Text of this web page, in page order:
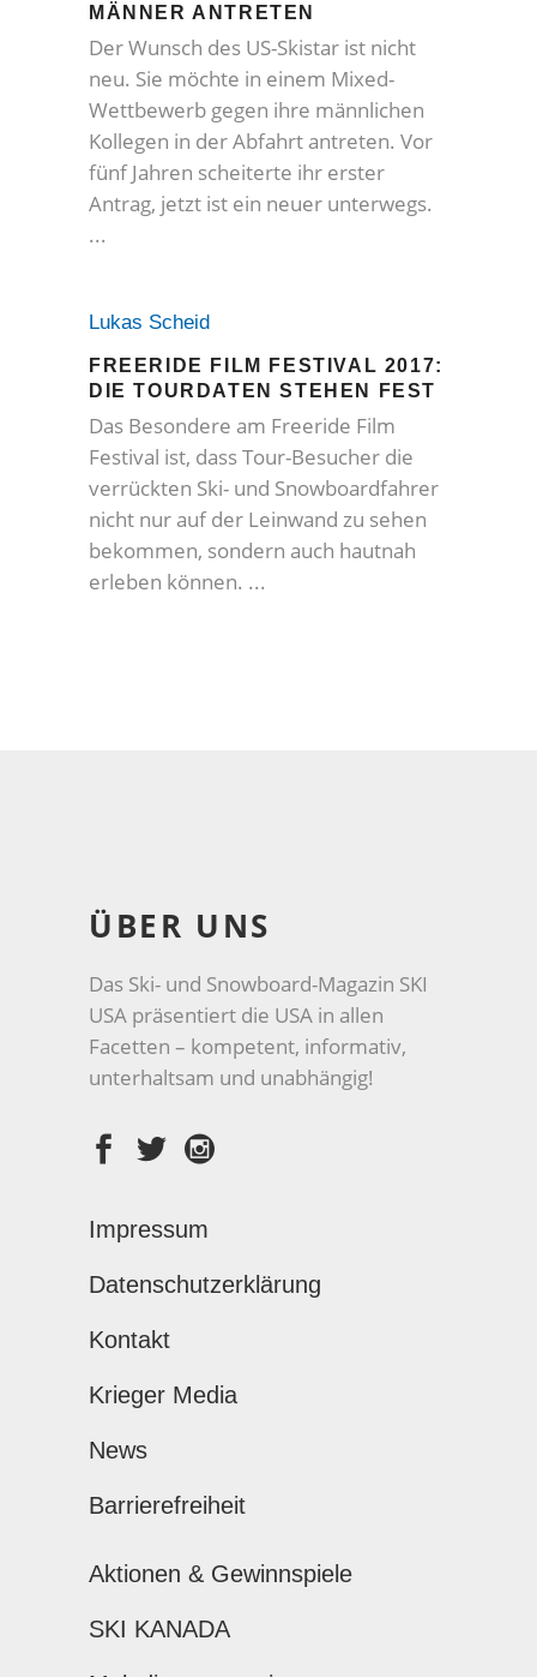
MÄNNER ANTRETEN
Der Wunsch des US-Skistar ist nicht
neu. Sie möchte in einem Mixed-
Wettbewerb gegen ihre männlichen
Kollegen in der Abfahrt antreten. Vor
fünf Jahren scheiterte ihr erster
Antrag, jetzt ist ein neuer unterwegs.
Lukas Scheid
FREERIDE FILM FESTIVAL 2017:
DIE TOURDATEN STEHEN FEST
Das Besondere am Freeride Film
Festival ist, dass Tour-Besucher die
verrückten Ski- und Snowboardfahrer
nicht nur auf der Leinwand zu sehen
bekommen, sondern auch hautnah
erleben können.
ÜBER UNS
Das Ski- und Snowboard-Magazin SKI
USA präsentiert die USA in allen
Facetten – kompetent, informativ,
unterhaltsam und unabhängig!
Impressum
Datenschutzerklärung
Kontakt
Krieger Media
News
Barrierefreiheit
Aktionen & Gewinnspiele
SKI KANADA